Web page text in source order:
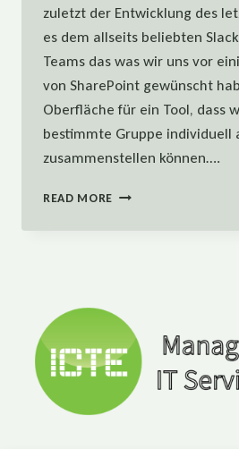
zuletzt der Entwicklung des
es dem allseits beliebten
Teams das was wir uns vor
von SharePoint gewünscht
Oberfläche für ein Tool, dass
bestimmte Gruppe individuell
zusammenstellen können….
READ MORE MICROSOFT